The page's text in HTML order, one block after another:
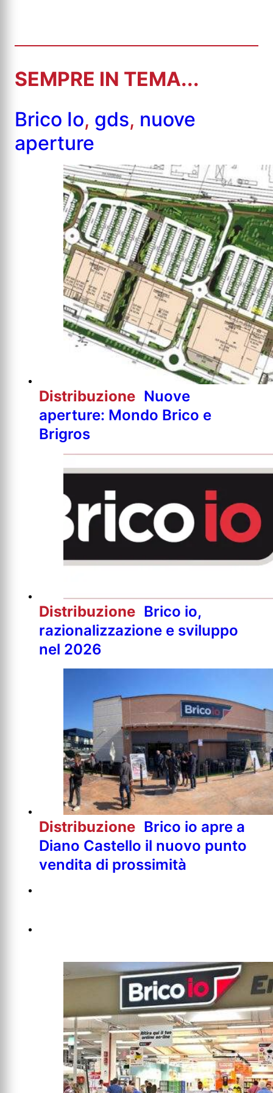
SEMPRE IN TEMA...
Brico Io, gds, nuove
aperture
Distribuzione Nuove
aperture: Mondo Brico e
Brigros
Distribuzione Brico io,
razionalizzazione e sviluppo
nel 2026
Distribuzione Brico io apre a
Diano Castello il nuovo punto
vendita di prossimità